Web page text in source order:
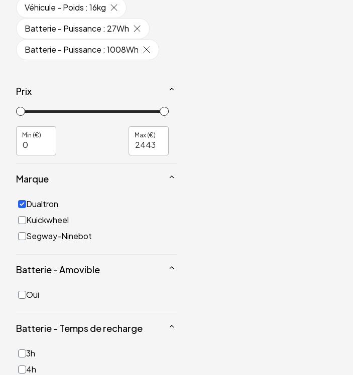
Véhicule - Poids : 16kg
Batterie - Puissance : 27Wh
Batterie - Puissance : 1008Wh
Prix
Min (€) Max (€)
Marque
Dualtron
Kuickwheel
Segway-Ninebot
Batterie - Amovible
Oui
Batterie - Temps de recharge
3h
4h